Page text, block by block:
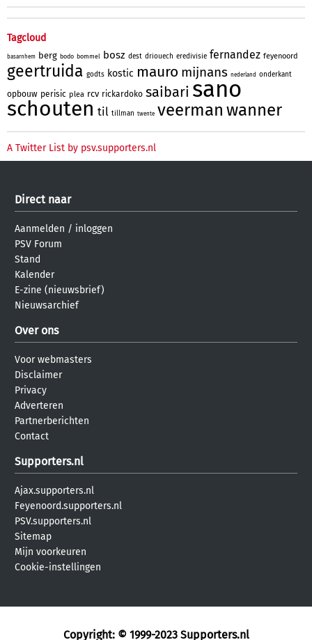
Tagcloud
basarnhem berg bodo bommel bosz dest driouech eredivisie fernandez feyenoord
geertruida godts kostic mauro mijnans nederland onderkant
opbouw perisic plea rcv rickardoko saibari sano
schouten til tillman twente veerman wanner
A Twitter List by psv.supporters.nl
Direct naar
Aanmelden / inloggen
PSV Forum
Stand
Kalender
E-zine (nieuwsbrief)
Nieuwsarchief
Over ons
Voor webmasters
Disclaimer
Privacy
Adverteren
Partnerberichten
Contact
Supporters.nl
Ajax.supporters.nl
Feyenoord.supporters.nl
PSV.supporters.nl
Sitemap
Mijn voorkeuren
Cookie-instellingen
Copyright: © 1999-2023 Supporters.nl